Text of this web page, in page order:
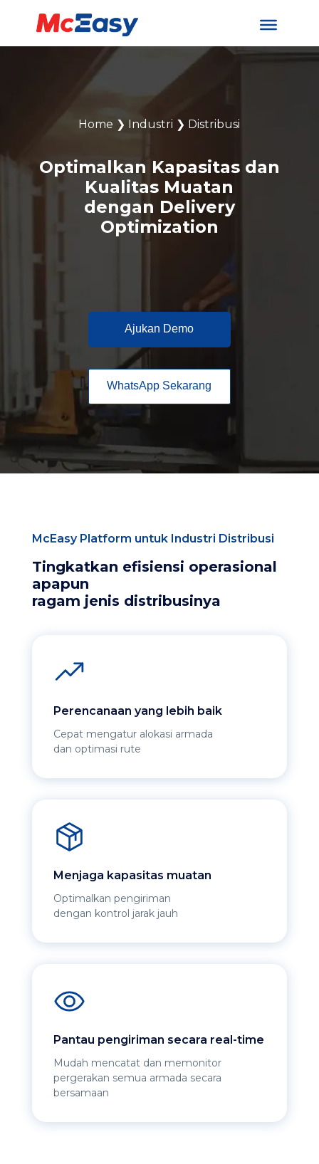
Home ❯ Industri ❯ Distribusi
Optimalkan Kapasitas dan
Kualitas Muatan
dengan Delivery
Optimization
Ajukan Demo
WhatsApp Sekarang
McEasy Platform untuk Industri Distribusi
Tingkatkan efisiensi operasional
apapun
ragam jenis distribusinya
Perencanaan yang lebih baik
Cepat mengatur alokasi armada
dan optimasi rute
Menjaga kapasitas muatan
Optimalkan pengiriman
dengan kontrol jarak jauh
Pantau pengiriman secara real-time
Mudah mencatat dan memonitor
pergerakan semua armada secara
bersamaan